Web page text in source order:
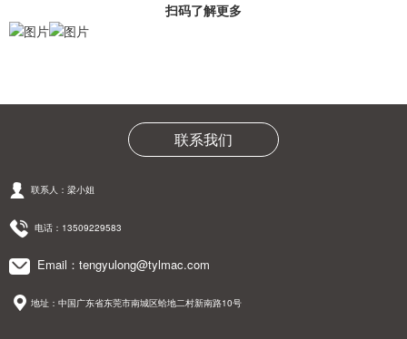
扫码了解更多
联系我们
联系人：梁小姐
电话：13509229583
Email：tengyulong@tylmac.com
地址：中国广东省东莞市南城区蛤地二村新南路10号